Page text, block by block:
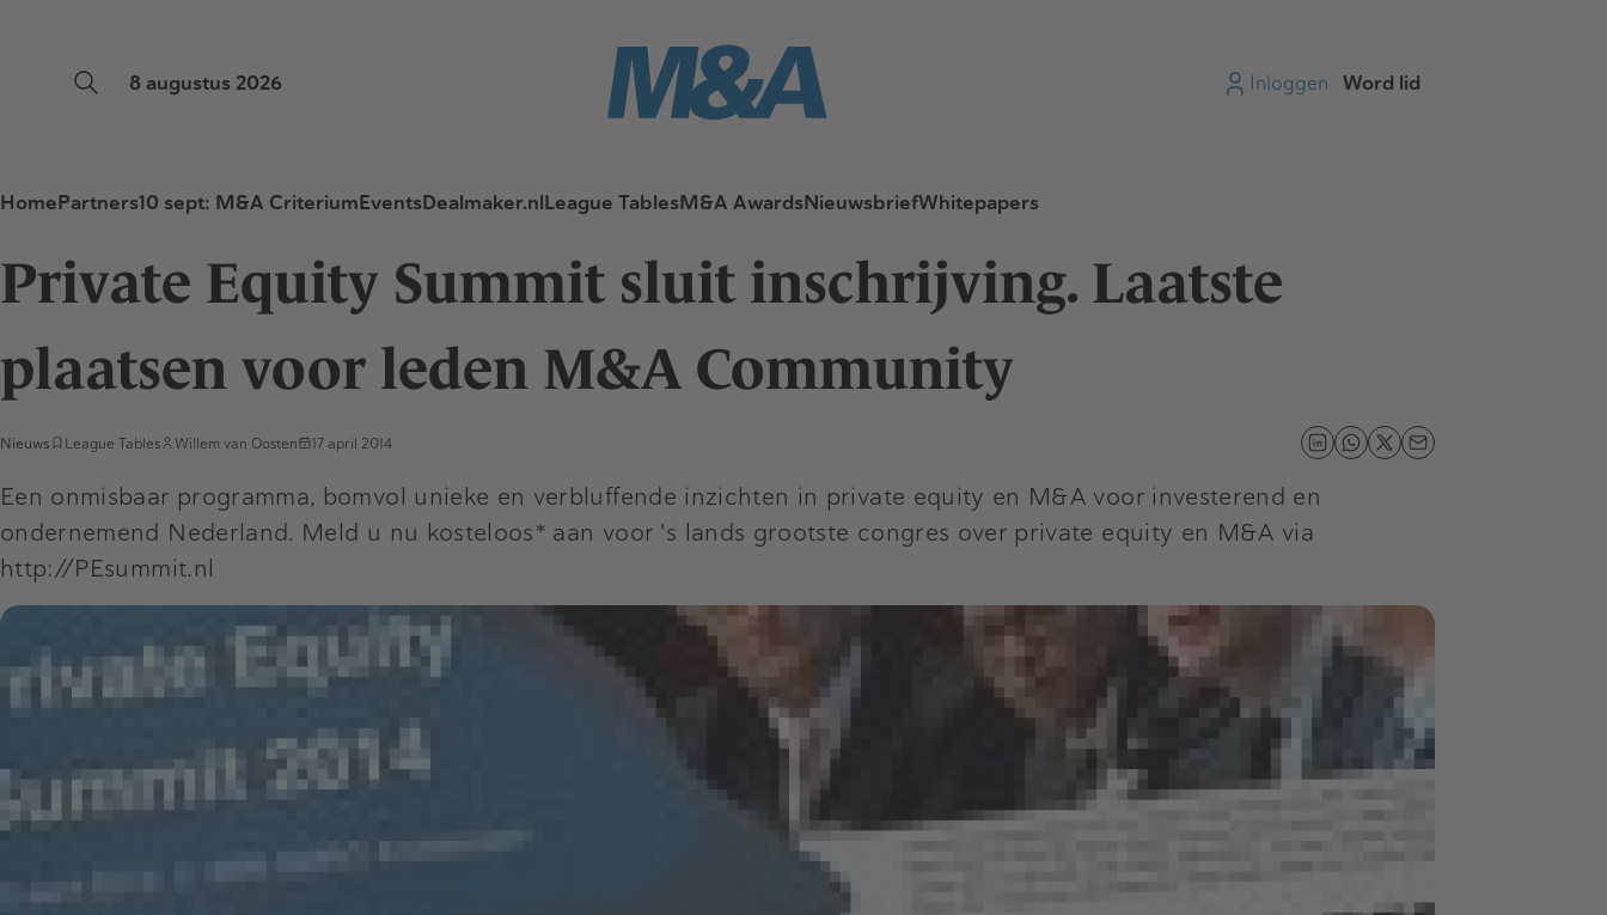
8 augustus 2026 Inloggen Word lid
HomePartners10 sept: M&A CriteriumEventsDealmaker.nlLeague TablesM&A AwardsNieuwsbriefWhitepapers
Private Equity Summit sluit inschrijving. Laatste
plaatsen voor leden M&A Community
Nieuws League Tables Willem van Oosten 17 april 2014
Een onmisbaar programma, bomvol unieke en verbluffende inzichten in private equity en M&A voor investerend en
ondernemend Nederland. Meld u nu kosteloos* aan voor 's lands grootste congres over private equity en M&A via
http://PEsummit.nl